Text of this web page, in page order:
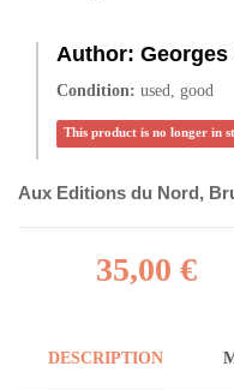
Author: Georges
Condition: used, good
This product is no longer in
Aux Editions du Nord,
35,00 €
DESCRIPTION